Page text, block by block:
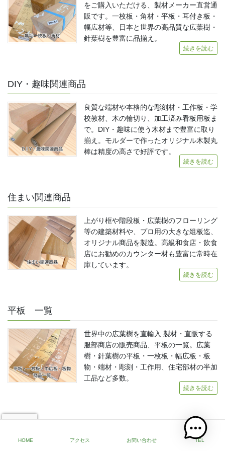
をご購入いただける、製材メーカー直営通
販です。一枚板・角材・平板・耳付き板・
幅広材等、日本と世界の高品質な広葉樹・
針葉樹を豊富に品揃え。
続きを読む
DIY・趣味関連商品
良質な端材や本格的な彫刻材・工作板・学
校教材、木の輪切り、加工済み看板用板ま
で。DIY・趣味に使う木材まで豊富に取り
揃え。モルダーで作ったオリジナル木製丸
棒は精度の高さで好評です。
続きを読む
住まい関連商品
上がり框や階段板・広葉樹のフローリング
等の建築材料や、プロ用の大きな俎板迄、
オリジナル商品を製造。高級和食店・飲食
店にお勧めのカウンター材も豊富に常時在
庫しています。
続きを読む
平板 一覧
世界中の広葉樹を直輸入 製材・直販する
服部商店の販売商品、平板の一覧。広葉
樹・針葉樹の平板・一枚板・幅広板・板
物・端材・彫刻・工作用、住宅部材の半加
工品など多数。
続きを読む
HOME アクセス お問い合わせ TEL